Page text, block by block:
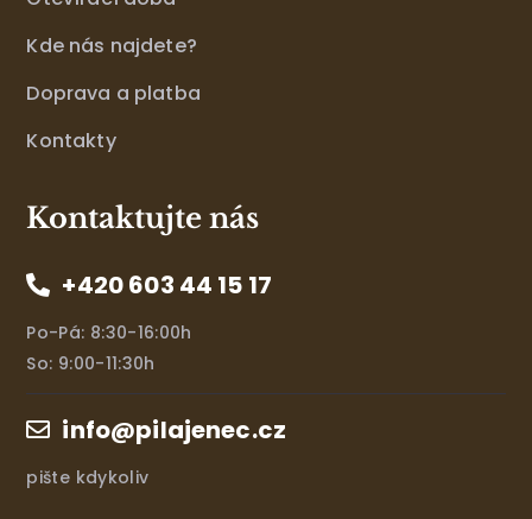
Kde nás najdete?
Doprava a platba
Kontakty
Kontaktujte nás
+420 603 44 15 17
Po-Pá: 8:30-16:00h
So: 9:00-11:30h
info@pilajenec.cz
pište kdykoliv